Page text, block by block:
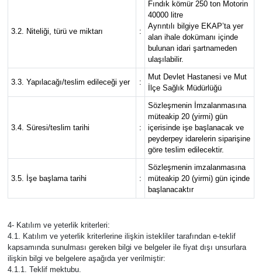
3.2. Niteliği, türü ve miktarı :
Fındık kömür 250 ton Motorin
40000 litre
Ayrıntılı bilgiye EKAP’ta yer
alan ihale dokümanı içinde
bulunan idari şartnameden
ulaşılabilir.
3.3. Yapılacağı/teslim edileceği yer :
Mut Devlet Hastanesi ve Mut
İlçe Sağlık Müdürlüğü
3.4. Süresi/teslim tarihi :
Sözleşmenin İmzalanmasına
müteakip 20 (yirmi) gün
içerisinde işe başlanacak ve
peyderpey idarelerin siparişine
göre teslim edilecektir.
3.5. İşe başlama tarihi :
Sözleşmenin imzalanmasına
müteakip 20 (yirmi) gün içinde
başlanacaktır
4- Katılım ve yeterlik kriterleri:
4.1. Katılım ve yeterlik kriterlerine ilişkin istekliler tarafından e-teklif
kapsamında sunulması gereken bilgi ve belgeler ile fiyat dışı unsurlara
ilişkin bilgi ve belgelere aşağıda yer verilmiştir:
4.1.1. Teklif mektubu.